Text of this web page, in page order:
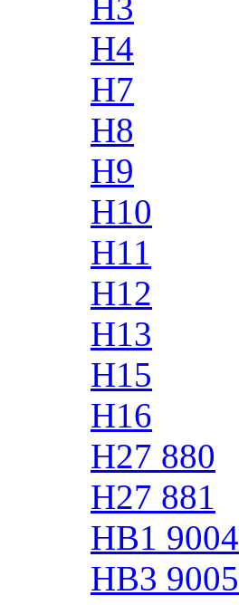
H4
H7
H8
H9
H10
H11
H12
H13
H15
H16
H27 880
H27 881
HB1 9004
HB3 9005